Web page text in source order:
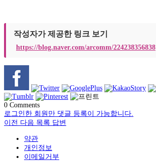
작성자가 제공한 링크 보기
https://blog.naver.com/arcomm/224238356838
0 Comments
로그인한 회원만 댓글 등록이 가능합니다.
이전 다음 목록 답변
약관
개인정보
이메일거부